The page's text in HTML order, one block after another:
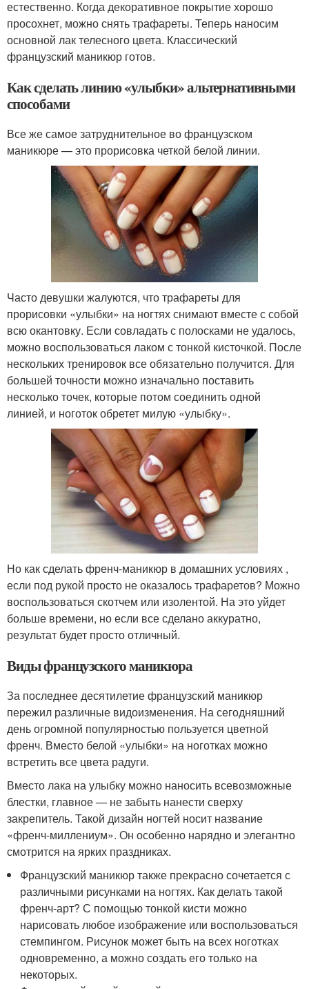
естественно. Когда декоративное покрытие хорошо
просохнет, можно снять трафареты. Теперь наносим
основной лак телесного цвета. Классический
французский маникюр готов.
Как сделать линию «улыбки» альтернативными
способами
Все же самое затруднительное во французском
маникюре — это прорисовка четкой белой линии.
Часто девушки жалуются, что трафареты для
прорисовки «улыбки» на ногтях снимают вместе с собой
всю окантовку. Если совладать с полосками не удалось,
можно воспользоваться лаком с тонкой кисточкой. После
нескольких тренировок все обязательно получится. Для
большей точности можно изначально поставить
несколько точек, которые потом соединить одной
линией, и ноготок обретет милую «улыбку».
Но как сделать френч-маникюр в домашних условиях ,
если под рукой просто не оказалось трафаретов? Можно
воспользоваться скотчем или изолентой. На это уйдет
больше времени, но если все сделано аккуратно,
результат будет просто отличный.
Виды французского маникюра
За последнее десятилетие французский маникюр
пережил различные видоизменения. На сегодняшний
день огромной популярностью пользуется цветной
френч. Вместо белой «улыбки» на ноготках можно
встретить все цвета радуги.
Вместо лака на улыбку можно наносить всевозможные
блестки, главное — не забыть нанести сверху
закрепитель. Такой дизайн ногтей носит название
«френч-миллениум». Он особенно нарядно и элегантно
смотрится на ярких праздниках.
Французский маникюр также прекрасно сочетается с
различными рисунками на ногтях. Как делать такой
френч-арт? С помощью тонкой кисти можно
нарисовать любое изображение или воспользоваться
стемпингом. Рисунок может быть на всех ноготках
одновременно, а можно создать его только на
некоторых.